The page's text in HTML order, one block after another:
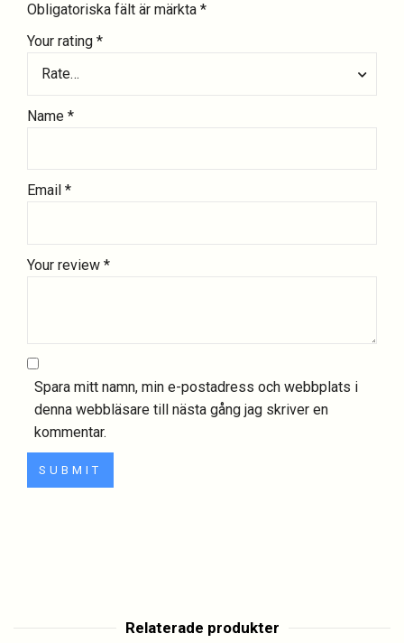
Obligatoriska fält är märkta *
Your rating *
Rate…
Your review *
Name *
Email *
Spara mitt namn, min e-postadress och webbplats i
denna webbläsare till nästa gång jag skriver en
kommentar.
Relaterade produkter